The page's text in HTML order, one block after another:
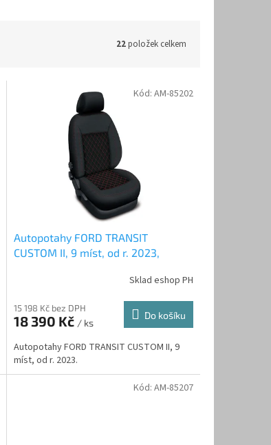
22položek celkem
Autopotahy FORD TRANSIT
CUSTOM II, 9 míst, od r. 2023,
Sklad eshop PH
15 198 Kč bez DPH
18 390 Kč / ks
Do košíku
Autopotahy FORD TRANSIT CUSTOM II, 9
míst, od r. 2023.
Kód: AM-85202
Kód: AM-85207